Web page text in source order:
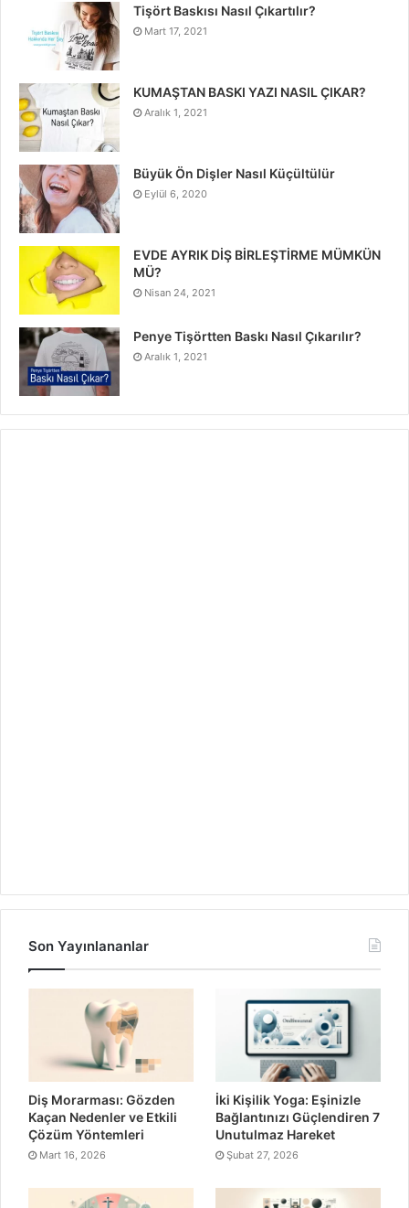
Tişört Baskısı Nasıl Çıkartılır?
Mart 17, 2021
KUMAŞTAN BASKI YAZI NASIL ÇIKAR?
Aralık 1, 2021
Büyük Ön Dişler Nasıl Küçültülür
Eylül 6, 2020
EVDE AYRIK DİŞ BİRLEŞTİRME MÜMKÜN
MÜ?
Nisan 24, 2021
Penye Tişörtten Baskı Nasıl Çıkarılır?
Aralık 1, 2021
Son Yayınlananlar
Diş Morarması: Gözden
Kaçan Nedenler ve Etkili
Çözüm Yöntemleri
Mart 16, 2026
İki Kişilik Yoga: Eşinizle
Bağlantınızı Güçlendiren 7
Unutulmaz Hareket
Şubat 27, 2026